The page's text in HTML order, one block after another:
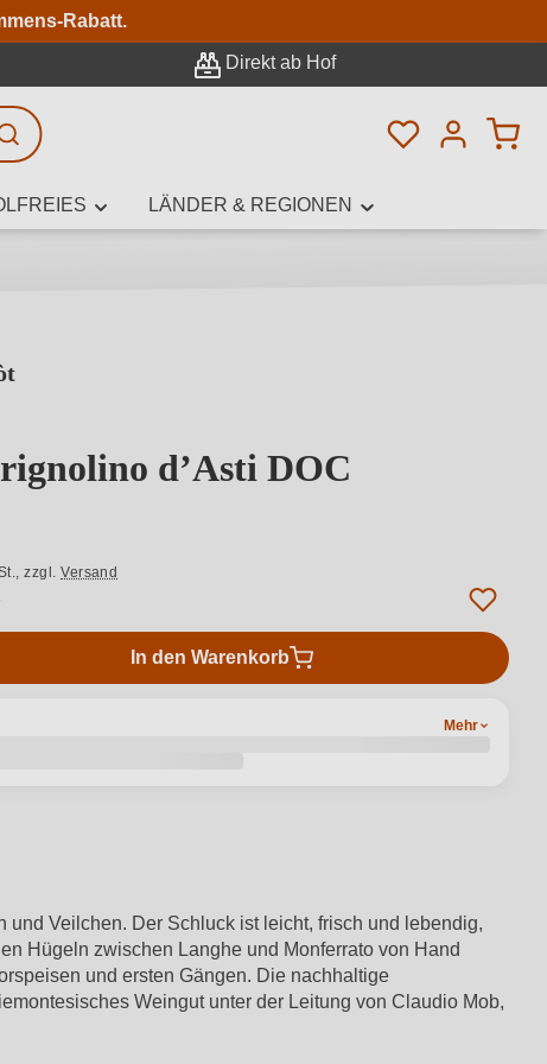
Rabatt.
Direkt ab Hof
Du hast 0
LÄNDER & REGIONEN
d’Asti DOC
zzgl.Versand
In den Warenkorb
Mehr
Veilchen. Der Schluck ist leicht, frisch und lebendig,
Hügeln zwischen Langhe und Monferrato von Hand
und ersten Gängen. Die nachhaltige
Weingut unter der Leitung von Claudio Mob,
Erweiterte Suche